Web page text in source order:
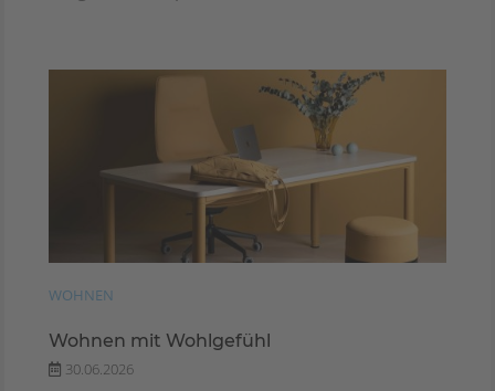
WOHNEN
Wohnen mit Wohlgefühl
30.06.2026